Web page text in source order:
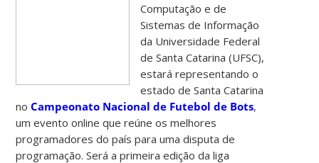
Computação e de
Sistemas de Informação
da Universidade Federal
de Santa Catarina (UFSC),
estará representando o
estado de Santa Catarina
noCampeonato Nacional de Futebol de Bots,
um evento online que reúne os melhores
programadores do país para uma disputa de
programação. Será a primeira edição da liga